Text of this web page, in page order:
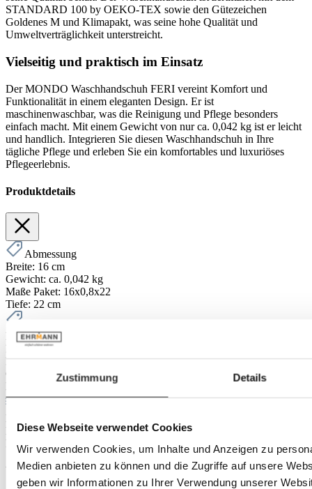
Zustimmung Details
Diese Webseite verwendet Cookies
Wir verwenden Cookies, um Inhalte und Anzeigen zu
Medien anbieten zu können und die Zugriffe auf unsere
geben wir Informationen zu Ihrer Verwendung unserer
STANDARD 100 by OEKO-TEX sowie den Gütezeichen
Goldenes M und Klimapakt, was seine hohe Qualität und
Umweltverträglichkeit unterstreicht.
Vielseitig und praktisch im Einsatz
Der MONDO Waschhandschuh FERI vereint Komfort und
Funktionalität in einem eleganten Design. Er ist
maschinenwaschbar, was die Reinigung und Pflege besonders
einfach macht. Mit einem Gewicht von nur ca. 0,042 kg ist er leicht
und handlich. Integrieren Sie diesen Waschhandschuh in Ihre
tägliche Pflege und erleben Sie ein komfortables und luxuriöses
Pflegeerlebnis.
Produktdetails
Abmessung
Breite: 16 cm
Gewicht: ca. 0,042 kg
Maße Paket: 16x0,8x22
Tiefe: 22 cm
Farbton: sonstige
Farbe: cosmos
Form:
Gütezeichen: Goldenes M
Nachhaltigkeitskategorie:
Material:
Materialzusammensetzung: 100% Baumwolle
Produktnummer:
1819000112
Versand